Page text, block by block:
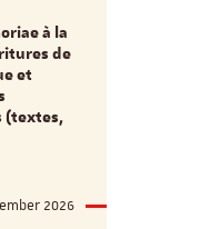
à la
de
et
(textes,
2026